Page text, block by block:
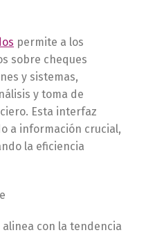
permite a los
sobre cheques
y sistemas,
y toma de
Esta interfaz
a información crucial,
la eficiencia
alinea con la tendencia